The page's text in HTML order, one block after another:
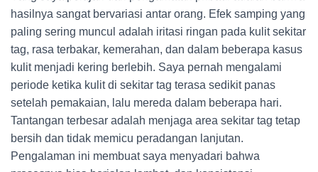
hasilnya sangat bervariasi antar orang. Efek samping yang
paling sering muncul adalah iritasi ringan pada kulit sekitar
tag, rasa terbakar, kemerahan, dan dalam beberapa kasus
kulit menjadi kering berlebih. Saya pernah mengalami
periode ketika kulit di sekitar tag terasa sedikit panas
setelah pemakaian, lalu mereda dalam beberapa hari.
Tantangan terbesar adalah menjaga area sekitar tag tetap
bersih dan tidak memicu peradangan lanjutan.
Pengalaman ini membuat saya menyadari bahwa